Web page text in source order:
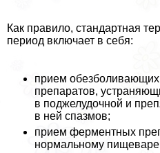
Как правило, стандартная
период включает в себя:
прием обезболивающих
препаратов,
в поджелудочной и
в ней спазмов;
прием ферментных
нормальному